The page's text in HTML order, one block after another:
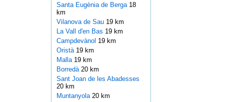
Santa Eugènia de Berga 18
km
Vilanova de Sau 19 km
La Vall d'en Bas 19 km
Campdevànol 19 km
Oristà 19 km
Malla 19 km
Borredà 20 km
Sant Joan de les Abadesses
20 km
Muntanyola 20 km